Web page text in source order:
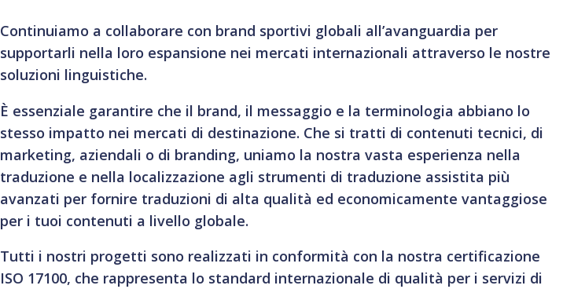
Continuiamo a collaborare con brand sportivi globali all’avanguardia per
supportarli nella loro espansione nei mercati internazionali attraverso le nostre
soluzioni linguistiche.
È essenziale garantire che il brand, il messaggio e la terminologia abbiano lo
stesso impatto nei mercati di destinazione. Che si tratti di contenuti tecnici, di
marketing, aziendali o di branding, uniamo la nostra vasta esperienza nella
traduzione e nella localizzazione agli strumenti di traduzione assistita più
avanzati per fornire traduzioni di alta qualità ed economicamente vantaggiose
per i tuoi contenuti a livello globale.
Tutti i nostri progetti sono realizzati in conformità con la nostra certificazione
ISO 17100, che rappresenta lo standard internazionale di qualità per i servizi di